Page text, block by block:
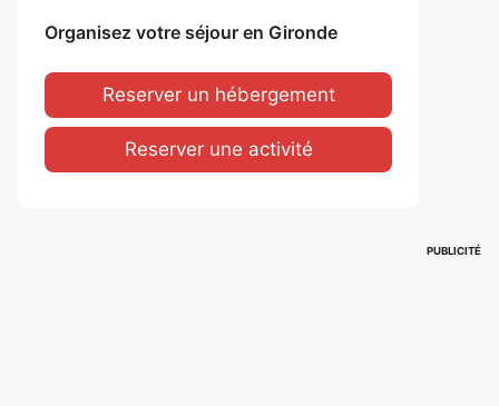
Organisez votre séjour en Gironde
Reserver un hébergement
Reserver une activité
PUBLICITÉ